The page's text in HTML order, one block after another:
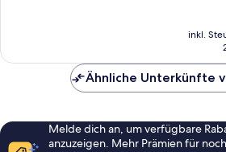
inkl.
Ähnliche Unterkünfte
Melde dich an, um verfügbare
anzuzeigen. Mehr Prämien für